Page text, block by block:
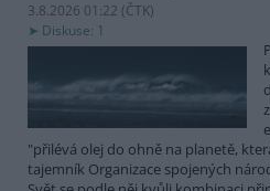
3.8.2026 01:22 (ČTK)
Diskuse: 1
"přilévá olej do ohně na planetě,
tajemník Organizace spojených